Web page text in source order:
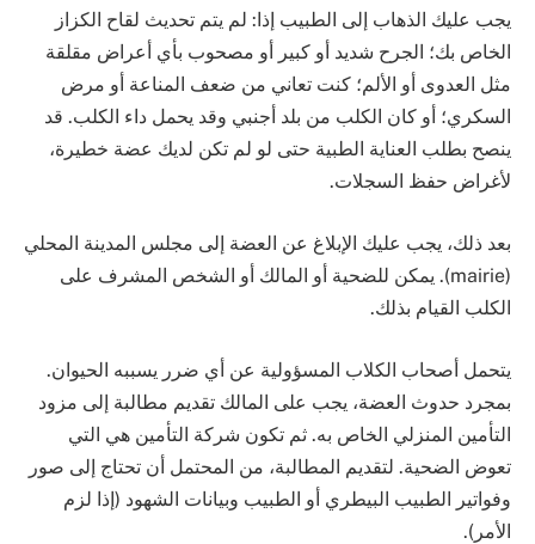
يجب عليك الذهاب إلى الطبيب إذا: لم يتم تحديث لقاح الكزاز
الخاص بك؛ الجرح شديد أو كبير أو مصحوب بأي أعراض مقلقة
مثل العدوى أو الألم؛ كنت تعاني من ضعف المناعة أو مرض
السكري؛ أو كان الكلب من بلد أجنبي وقد يحمل داء الكلب. قد
ينصح بطلب العناية الطبية حتى لو لم تكن لديك عضة خطيرة،
لأغراض حفظ السجلات.
بعد ذلك، يجب عليك الإبلاغ عن العضة إلى مجلس المدينة المحلي
(mairie). يمكن للضحية أو المالك أو الشخص المشرف على
الكلب القيام بذلك.
يتحمل أصحاب الكلاب المسؤولية عن أي ضرر يسببه الحيوان.
بمجرد حدوث العضة، يجب على المالك تقديم مطالبة إلى مزود
التأمين المنزلي الخاص به. ثم تكون شركة التأمين هي التي
تعوض الضحية. لتقديم المطالبة، من المحتمل أن تحتاج إلى صور
وفواتير الطبيب البيطري أو الطبيب وبيانات الشهود (إذا لزم
الأمر).